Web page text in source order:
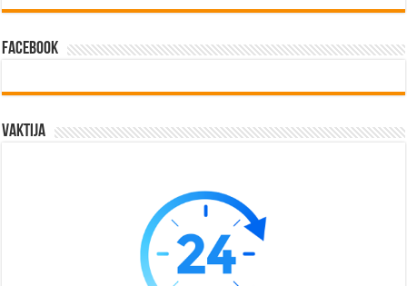
Facebook
Vaktija